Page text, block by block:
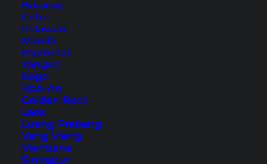
Boracay
Cebu
Palawan
Manila
Myanmar
Yangon
Bago
Hpa-An
Golden Rock
Laos
Luang Prabang
Vang Vieng
Vientiane
Singapur
Straße und Berge auf dem Samoeng Loop
Der Samoeng Loop bringt dich zu einigen
sehenswerten Highlights wie dem
Forest Viewpoint
Gardenoder dem